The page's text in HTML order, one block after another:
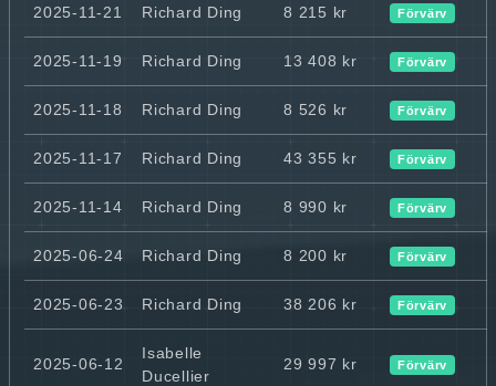
2025-11-21 Richard Ding 8 215 kr Förvärv
2025-11-19 Richard Ding 13 408 kr Förvärv
2025-11-18 Richard Ding 8 526 kr Förvärv
2025-11-17 Richard Ding 43 355 kr Förvärv
2025-11-14 Richard Ding 8 990 kr Förvärv
2025-06-24 Richard Ding 8 200 kr Förvärv
2025-06-23 Richard Ding 38 206 kr Förvärv
2025-06-12
Isabelle
Ducellier
29 997 kr Förvärv